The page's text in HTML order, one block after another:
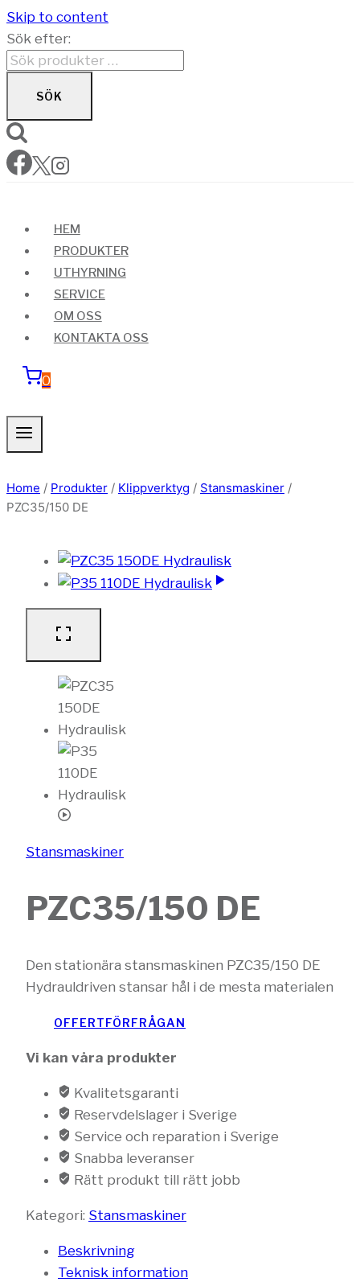
Skip to content
Sök efter:
SÖK
HEM
PRODUKTER
UTHYRNING
SERVICE
OM OSS
KONTAKTA OSS
0
Home / Produkter / Klippverktyg / Stansmaskiner /
PZC35/150 DE
Stansmaskiner
PZC35/150 DE
Den stationära stansmaskinen PZC35/150 DE
Hydrauldriven stansar hål i de mesta materialen
OFFERTFÖRFRÅGAN
Vi kan våra produkter
Kvalitetsgaranti
Reservdelslager i Sverige
Service och reparation i Sverige
Snabba leveranser
Rätt produkt till rätt jobb
Kategori: Stansmaskiner
Beskrivning
Teknisk information